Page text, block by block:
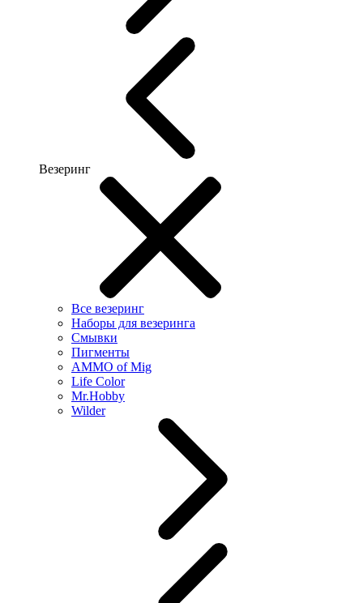
Везеринг
Все везеринг
Наборы для везеринга
Смывки
Пигменты
AMMO of Mig
Life Color
Mr.Hobby
Wilder